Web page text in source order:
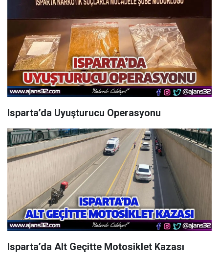
Isparta’da Uyuşturucu Operasyonu
Isparta’da Alt Geçitte Motosiklet Kazası